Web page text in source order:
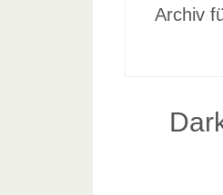
Archiv